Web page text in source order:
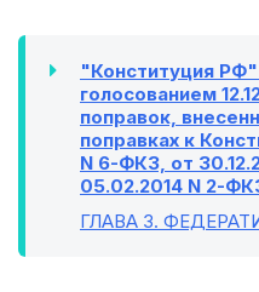
"Конституция
голосованием
поправок,
поправках к
N 6-ФКЗ, от
05.02.2014 N 2-
ГЛАВА 3.